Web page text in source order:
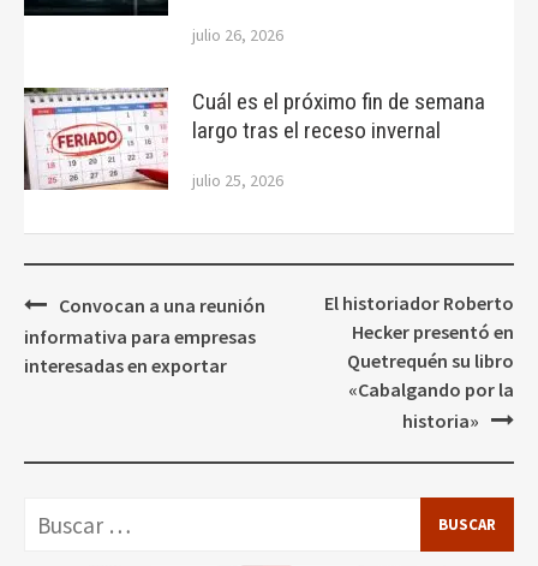
julio 26, 2026
Cuál es el próximo fin de semana
largo tras el receso invernal
julio 25, 2026
Navegación
de
entradas
Convocan a una reunión
informativa para empresas
interesadas en exportar
El historiador Roberto
Hecker presentó en
Quetrequén su libro
«Cabalgando por la
historia»
Buscar: